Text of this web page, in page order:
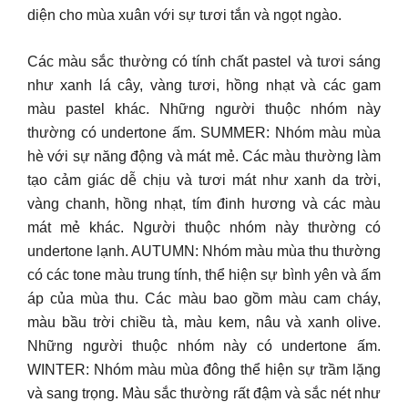
diện cho mùa xuân với sự tươi tắn và ngọt ngào.
Các màu sắc thường có tính chất pastel và tươi sáng
như xanh lá cây, vàng tươi, hồng nhạt và các gam
màu pastel khác. Những người thuộc nhóm này
thường có undertone ấm. SUMMER: Nhóm màu mùa
hè với sự năng động và mát mẻ. Các màu thường làm
tạo cảm giác dễ chịu và tươi mát như xanh da trời,
vàng chanh, hồng nhạt, tím đinh hương và các màu
mát mẻ khác. Người thuộc nhóm này thường có
undertone lạnh. AUTUMN: Nhóm màu mùa thu thường
có các tone màu trung tính, thể hiện sự bình yên và ấm
áp của mùa thu. Các màu bao gồm màu cam cháy,
màu bầu trời chiều tà, màu kem, nâu và xanh olive.
Những người thuộc nhóm này có undertone ấm.
WINTER: Nhóm màu mùa đông thể hiện sự trầm lặng
và sang trọng. Màu sắc thường rất đậm và sắc nét như